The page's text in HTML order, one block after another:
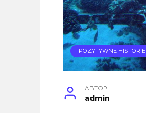
POZYTYWNE HISTORIE
АВТОР
admin